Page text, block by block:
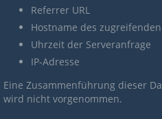
Referrer URL
Hostname des
Uhrzeit der Serveranfrage
IP-Adresse
Eine Zusammenführung dieser
wird nicht vorgenommen.